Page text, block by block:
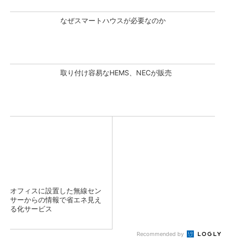
なぜスマートハウスが必要なのか
取り付け容易なHEMS、NECが販売
オフィスに設置した無線セン
サーからの情報で省エネ見え
る化サービス
Recommended by